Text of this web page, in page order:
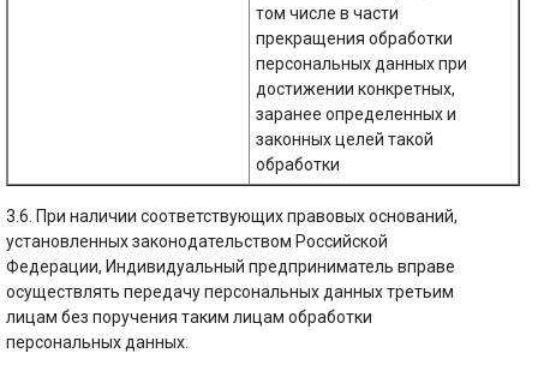
том числе в части
прекращения обработки
персональных данных при
достижении конкретных,
заранее определенных и
законных целей такой
обработки
3.6. При наличии соответствующих правовых оснований,
установленных законодательством Российской
Федерации, Индивидуальный предприниматель вправе
осуществлять передачу персональных данных третьим
лицам без поручения таким лицам обработки
персональных данных.